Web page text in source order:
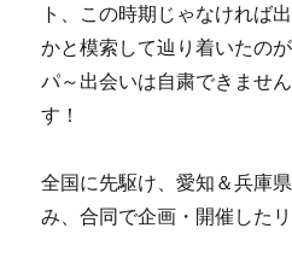
ト、この時期じゃなければ
かと模索して辿り着いたの
パ～出会いは自粛できませ
す！
全国に先駆け、愛知＆兵庫
み、合同で企画・開催したリ